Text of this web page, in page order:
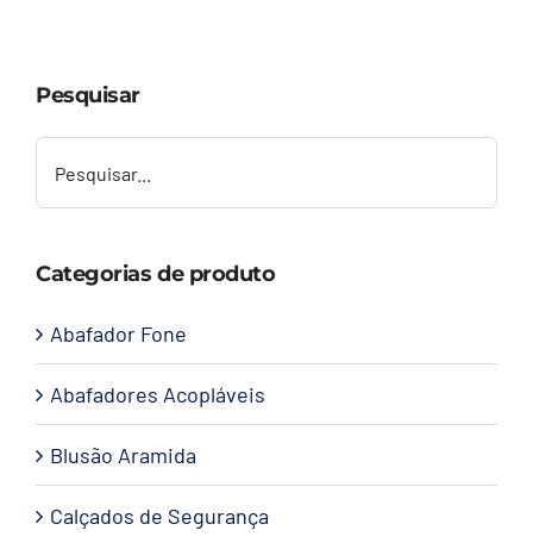
Contato
Pesquisar
Categorias de produto
Abafador Fone
Abafadores Acopláveis
Blusão Aramida
Calçados de Segurança